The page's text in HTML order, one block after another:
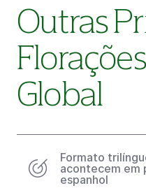
Outras
Global
Formato
acontecem em
espanhol